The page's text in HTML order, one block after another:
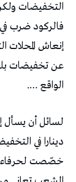
التخفيضات
فالركود ضرب
إنعاش المحلات
الواقع ….
دينارا في
خصّصت لحرفاء